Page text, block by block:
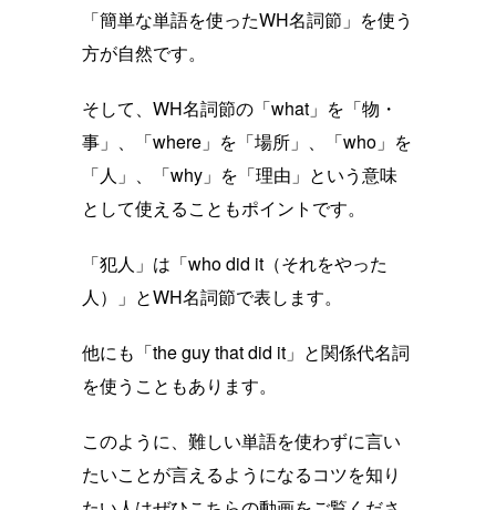
「簡単な単語を使ったWH名詞節」を使う
方が自然です。
そして、WH名詞節の「what」を「物・
事」、「where」を「場所」、「who」を
「人」、「why」を「理由」という意味
として使えることもポイントです。
「犯人」は「who did it（それをやった
人）」とWH名詞節で表します。
他にも「the guy that did it」と関係代名詞
を使うこともあります。
このように、難しい単語を使わずに言い
たいことが言えるようになるコツを知り